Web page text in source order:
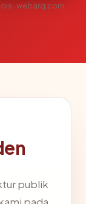
· webarq.com
publik